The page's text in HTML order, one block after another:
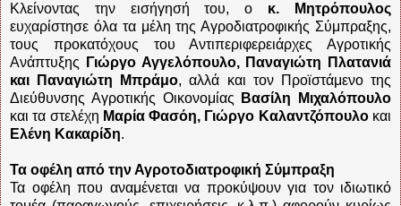
Κλείνοντας την εισήγησή του, ο κ. Μητρόπουλος
ευχαρίστησε όλα τα μέλη της Αγροδιατροφικής Σύμπραξης,
τους προκατόχους του Αντιπεριφερειάρχες Αγροτικής
Ανάπτυξης
Γιώργο Αγγελόπουλο, Παναγιώτη Πλατανιά
και Παναγιώτη Μπράμο, αλλά και τον Προϊστάμενο της
Διεύθυνσης Αγροτικής Οικονομίας
Βασίλη Μιχαλόπουλο
και τα στελέχη Μαρία Φασόη, Γιώργο Καλαντζόπουλοκαι
Ελένη Κακαρίδη.
Τα οφέλη από την Αγροτοδιατροφική Σύμπραξη
Τα οφέλη που αναμένεται να προκύψουν για τον ιδιωτικό